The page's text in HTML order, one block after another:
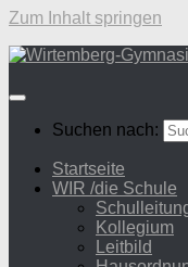
Zum Inhalt springen
Suchen nach:
Startseite
WIR /die Schule
Kollegium
Leitbild